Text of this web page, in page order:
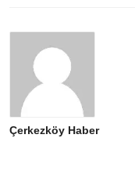
Çerkezköy Haber